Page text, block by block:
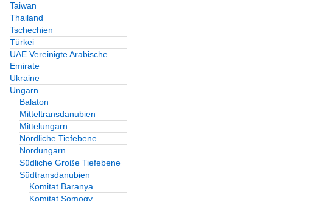
Taiwan
Thailand
Tschechien
Türkei
UAE Vereinigte Arabische
Emirate
Ukraine
Ungarn
Balaton
Mitteltransdanubien
Mittelungarn
Nördliche Tiefebene
Nordungarn
Südliche Große Tiefebene
Südtransdanubien
Komitat Baranya
Komitat Somogy